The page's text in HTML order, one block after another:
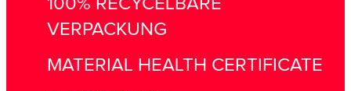
100% RECYCELBARE
VERPACKUNG
MATERIAL HEALTH CERTIFICATE